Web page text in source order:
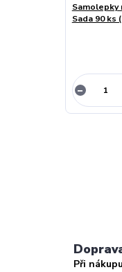
Samolepky
Sada 90 ks
Při